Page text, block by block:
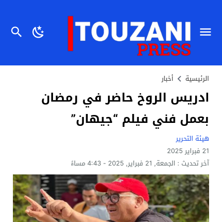
الرئيسية أخبار
ادريس الروخ حاضر في رمضان
بعمل فني فيلم “جيهان”
هيئة التحرير
21 فبراير 2025
آخر تحديث : الجمعة, 21 فبراير, 2025 - 4:43 مساءً